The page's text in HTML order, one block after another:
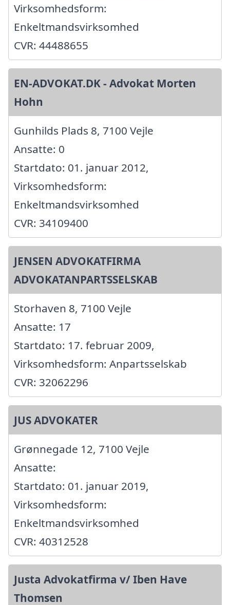
Virksomhedsform:
Enkeltmandsvirksomhed
CVR: 44488655
EN-ADVOKAT.DK - Advokat Morten
Hohn
Gunhilds Plads 8, 7100 Vejle
Ansatte: 0
Startdato: 01. januar 2012,
Virksomhedsform:
Enkeltmandsvirksomhed
CVR: 34109400
JENSEN ADVOKATFIRMA
ADVOKATANPARTSSELSKAB
Storhaven 8, 7100 Vejle
Ansatte: 17
Startdato: 17. februar 2009,
Virksomhedsform: Anpartsselskab
CVR: 32062296
JUS ADVOKATER
Grønnegade 12, 7100 Vejle
Ansatte:
Startdato: 01. januar 2019,
Virksomhedsform:
Enkeltmandsvirksomhed
CVR: 40312528
Justa Advokatfirma v/ Iben Have
Thomsen